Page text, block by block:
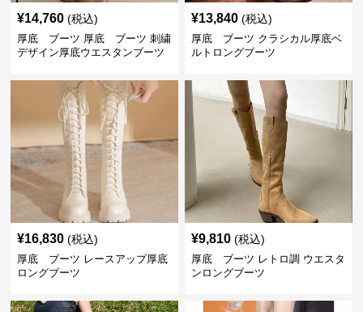
¥14,760 (税込)
厚底 ブーツ 厚底 ブーツ 刺繍
デザイン厚底ウエスタンブーツ
¥13,840 (税込)
厚底 ブーツ クラシカル厚底ベ
ルトロングブーツ
¥16,830 (税込)
厚底 ブーツ レースアップ厚底
ロングブーツ
¥9,810 (税込)
厚底 ブーツ レトロ調 ウエスタ
ンロングブーツ